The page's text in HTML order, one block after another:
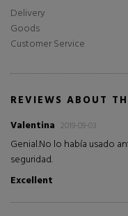
Delivery
Goods
Customer Service
REVIEWS ABOUT
Valentina 2019-09-03
Genial.No lo había usado
seguridad.
Excellent